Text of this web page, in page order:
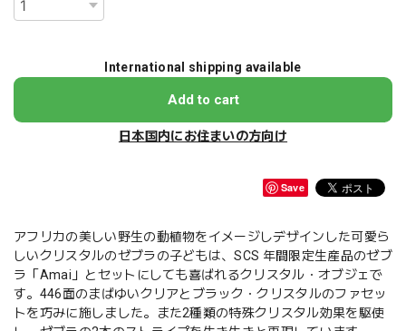
International shipping available
Add to cart
日本国内にお住まいの方向け
Save
アフリカの美しい野生の動植物をイメージしデザインした可愛ら
しいクリスタルのゼブラの子どもは、SCS 年間限定生産品のゼブ
ラ「Amai」とセットにしても喜ばれるクリスタル・オブジェで
す。446面のまばゆいクリアとブラック・クリスタルのファセッ
トを巧みに施しました。また2種類の特殊クリスタル効果を駆使